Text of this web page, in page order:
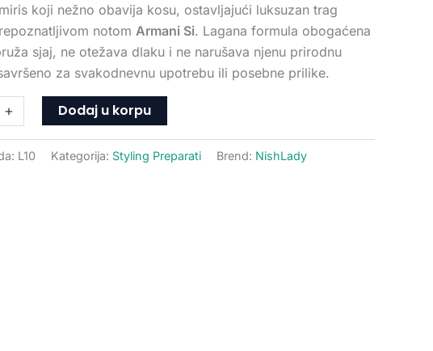
koji nežno obavija kosu, ostavljajući luksuzan trag
notom Armani Si. Lagana formula obogaćena
sjaj, ne otežava dlaku i ne narušava njenu prirodnu
za svakodnevnu upotrebu ili posebne prilike.
+ Dodaj u korpu
L10 Kategorija: Styling Preparati Brend: NishLady